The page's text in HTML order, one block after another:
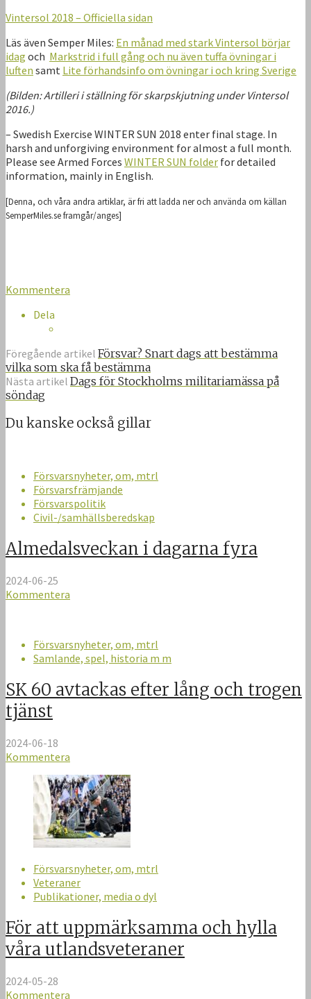
Vintersol 2018 – Officiella sidan
Läs även Semper Miles: En månad med stark Vintersol börjar
idag och Markstrid i full gång och nu även tuffa övningar i
luften samt Lite förhandsinfo om övningar i och kring Sverige
(Bilden: Artilleri i ställning för skarpskjutning under Vintersol
2016.)
– Swedish Exercise WINTER SUN 2018 enter final stage. In
harsh and unforgiving environment for almost a full month.
Please see Armed Forces WINTER SUN folder for detailed
information, mainly in English.
[Denna, och våra andra artiklar, är fri att ladda ner och använda om källan
SemperMiles.se framgår/anges]
Kommentera
Dela
Föregående artikel Försvar? Snart dags att bestämma
vilka som ska få bestämma
Nästa artikel Dags för Stockholms militariamässa på
söndag
Du kanske också gillar
Försvarsnyheter, om, mtrl
Försvarsfrämjande
Försvarspolitik
Civil-/samhällsberedskap
Almedalsveckan i dagarna fyra
2024-06-25
Kommentera
Försvarsnyheter, om, mtrl
Samlande, spel, historia m m
SK 60 avtackas efter lång och trogen
tjänst
2024-06-18
Kommentera
Försvarsnyheter, om, mtrl
Veteraner
Publikationer, media o dyl
För att uppmärksamma och hylla
våra utlandsveteraner
2024-05-28
Kommentera